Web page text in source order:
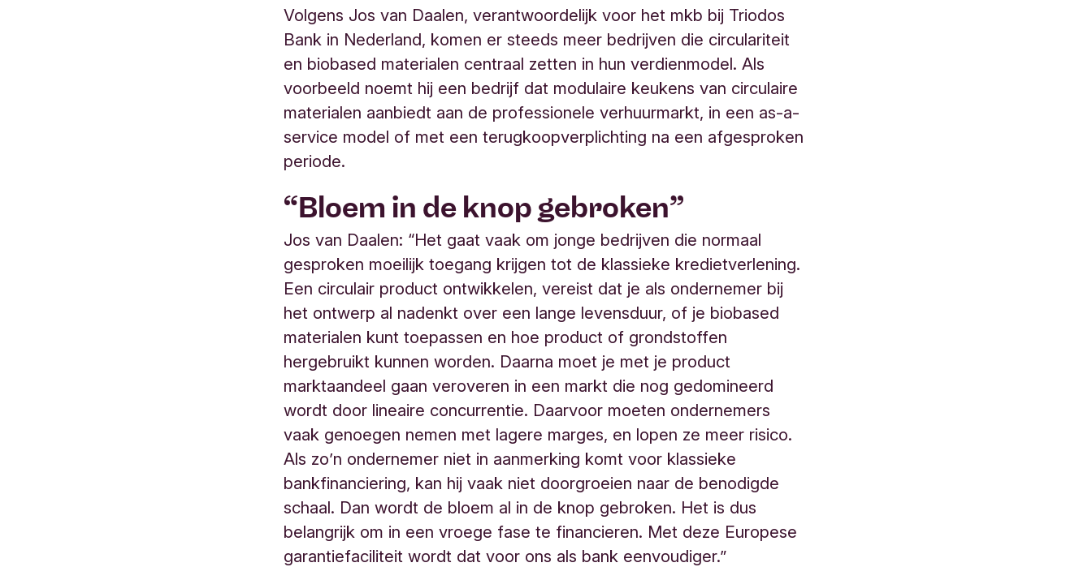
Volgens Jos van Daalen, verantwoordelijk voor het mkb bij Triodos
Bank in Nederland, komen er steeds meer bedrijven die circulariteit
en biobased materialen centraal zetten in hun verdienmodel. Als
voorbeeld noemt hij een bedrijf dat modulaire keukens van circulaire
materialen aanbiedt aan de professionele verhuurmarkt, in een as-a-
service model of met een terugkoopverplichting na een afgesproken
periode.
“Bloem in de knop gebroken”
Jos van Daalen: “Het gaat vaak om jonge bedrijven die normaal
gesproken moeilijk toegang krijgen tot de klassieke kredietverlening.
Een circulair product ontwikkelen, vereist dat je als ondernemer bij
het ontwerp al nadenkt over een lange levensduur, of je biobased
materialen kunt toepassen en hoe product of grondstoffen
hergebruikt kunnen worden. Daarna moet je met je product
marktaandeel gaan veroveren in een markt die nog gedomineerd
wordt door lineaire concurrentie. Daarvoor moeten ondernemers
vaak genoegen nemen met lagere marges, en lopen ze meer risico.
Als zo’n ondernemer niet in aanmerking komt voor klassieke
bankfinanciering, kan hij vaak niet doorgroeien naar de benodigde
schaal. Dan wordt de bloem al in de knop gebroken. Het is dus
belangrijk om in een vroege fase te financieren. Met deze Europese
garantiefaciliteit wordt dat voor ons als bank eenvoudiger.”